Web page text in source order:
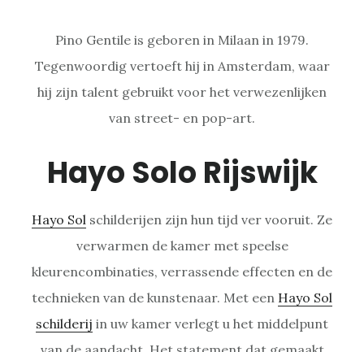
Pino Gentile is geboren in Milaan in 1979.
Tegenwoordig vertoeft hij in Amsterdam, waar
hij zijn talent gebruikt voor het verwezenlijken
van street- en pop-art.
Hayo Solo Rijswijk
Hayo Sol schilderijen zijn hun tijd ver vooruit. Ze
verwarmen de kamer met speelse
kleurencombinaties, verrassende effecten en de
technieken van de kunstenaar. Met een Hayo Sol
schilderij in uw kamer verlegt u het middelpunt